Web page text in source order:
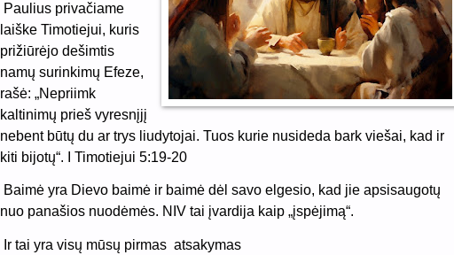
Paulius privačiame
laiške Timotiejui, kuris
prižiūrėjo dešimtis
namų surinkimų Efeze,
rašė: „Nepriimk
kaltinimų prieš vyresnįjį
nebent būtų du ar trys liudytojai. Tuos kurie nusideda bark viešai, kad ir
kiti bijotų“. I Timotiejui 5:19-20
Baimė yra Dievo baimė ir baimė dėl savo elgesio, kad jie apsisaugotų
nuo panašios nuodėmės. NIV tai įvardija kaip „įspėjimą“.
Ir tai yra visų mūsų pirmas atsakymas